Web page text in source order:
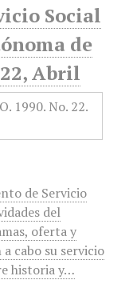
Social
de
Abril
de Servicio
del
oferta y
cabo su servicio
historia y…